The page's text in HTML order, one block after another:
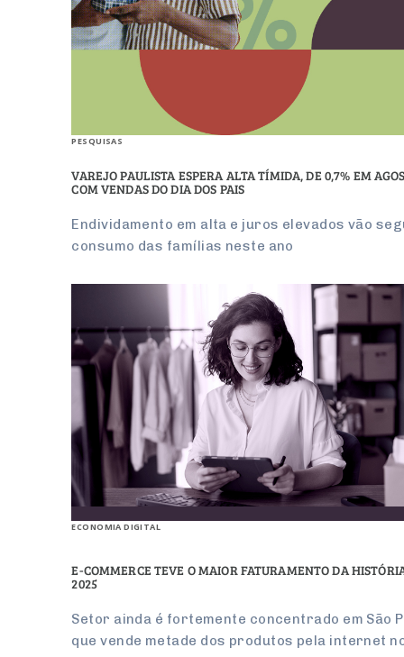
PESQUISAS
VAREJO PAULISTA ESPERA ALTA TÍMIDA, DE 0,7% EM
COM VENDAS DO DIA DOS PAIS
Endividamento em alta e juros elevados vão
consumo das famílias neste ano
ECONOMIA DIGITAL
E-COMMERCE TEVE O MAIOR FATURAMENTO DA
2025
Setor ainda é fortemente concentrado em São
que vende metade dos produtos pela internet